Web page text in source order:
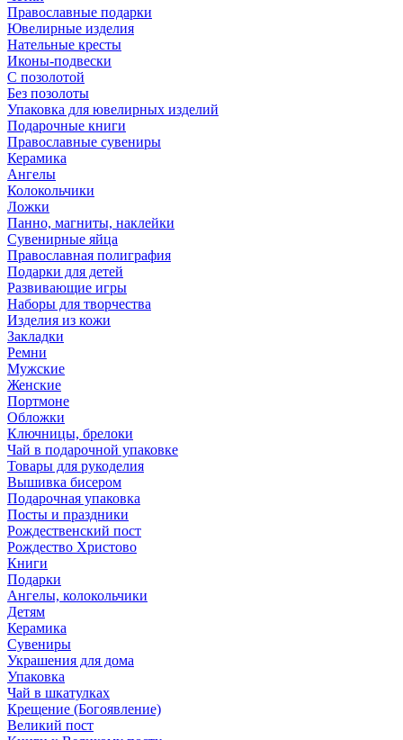
Православные подарки
Ювелирные изделия
Нательные кресты
Иконы-подвески
С позолотой
Без позолоты
Упаковка для ювелирных изделий
Подарочные книги
Православные сувениры
Керамика
Ангелы
Колокольчики
Ложки
Панно, магниты, наклейки
Сувенирные яйца
Православная полиграфия
Подарки для детей
Развивающие игры
Наборы для творчества
Изделия из кожи
Закладки
Ремни
Мужские
Женские
Портмоне
Обложки
Ключницы, брелоки
Чай в подарочной упаковке
Товары для рукоделия
Вышивка бисером
Подарочная упаковка
Посты и праздники
Рождественский пост
Рождество Христово
Книги
Подарки
Ангелы, колокольчики
Детям
Керамика
Сувениры
Украшения для дома
Упаковка
Чай в шкатулках
Крещение (Богоявление)
Великий пост